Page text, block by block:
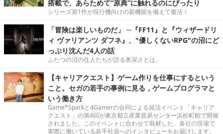
搭載で、あらためて“原典”に触れるのにぴったり
シリーズ第1作が現行機向けの新機能を備えて復活！
「冒険は楽しいものだ」 ─『FF11』と『ウィザードリ
ィ ヴァリアンツ ダフネ』、"優しくないRPG"の沼にど
っぷり沈んだ4人の話
ふたつの沼の住人たちが語る奥深さとは。
【キャリアクエスト】ゲーム作りを仕事にするという
こと。セガの若手の事例に見る，ゲームプログラマと
いう働き方
Game*Sparkと4Gamerの合同による就活イベント「キャリア
クエスト」の第4回が東京都立産業貿易センター浜松町館で開催
されました。このイベントに合わせて取材した、各社の現場で
実際に働いている若手社員へのインタビューをお届けします。